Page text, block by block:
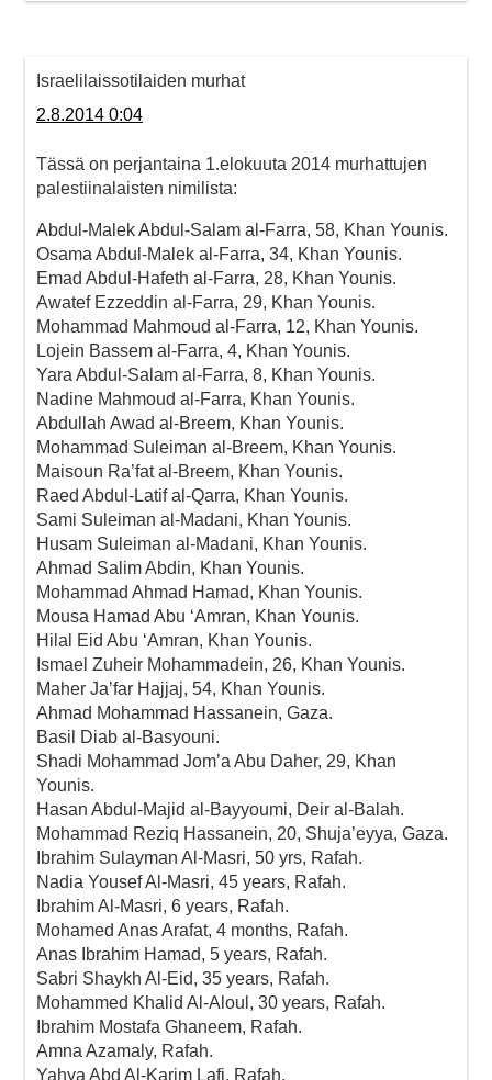
Israelilaissotilaiden murhat
2.8.2014 0:04
Tässä on perjantaina 1.elokuuta 2014 murhattujen
palestiinalaisten nimilista:
Abdul-Malek Abdul-Salam al-Farra, 58, Khan Younis.
Osama Abdul-Malek al-Farra, 34, Khan Younis.
Emad Abdul-Hafeth al-Farra, 28, Khan Younis.
Awatef Ezzeddin al-Farra, 29, Khan Younis.
Mohammad Mahmoud al-Farra, 12, Khan Younis.
Lojein Bassem al-Farra, 4, Khan Younis.
Yara Abdul-Salam al-Farra, 8, Khan Younis.
Nadine Mahmoud al-Farra, Khan Younis.
Abdullah Awad al-Breem, Khan Younis.
Mohammad Suleiman al-Breem, Khan Younis.
Maisoun Ra’fat al-Breem, Khan Younis.
Raed Abdul-Latif al-Qarra, Khan Younis.
Sami Suleiman al-Madani, Khan Younis.
Husam Suleiman al-Madani, Khan Younis.
Ahmad Salim Abdin, Khan Younis.
Mohammad Ahmad Hamad, Khan Younis.
Mousa Hamad Abu ‘Amran, Khan Younis.
Hilal Eid Abu ‘Amran, Khan Younis.
Ismael Zuheir Mohammadein, 26, Khan Younis.
Maher Ja’far Hajjaj, 54, Khan Younis.
Ahmad Mohammad Hassanein, Gaza.
Basil Diab al-Basyouni.
Shadi Mohammad Jom’a Abu Daher, 29, Khan
Younis.
Hasan Abdul-Majid al-Bayyoumi, Deir al-Balah.
Mohammad Reziq Hassanein, 20, Shuja’eyya, Gaza.
Ibrahim Sulayman Al-Masri, 50 yrs, Rafah.
Nadia Yousef Al-Masri, 45 years, Rafah.
Ibrahim Al-Masri, 6 years, Rafah.
Mohamed Anas Arafat, 4 months, Rafah.
Anas Ibrahim Hamad, 5 years, Rafah.
Sabri Shaykh Al-Eid, 35 years, Rafah.
Mohammed Khalid Al-Aloul, 30 years, Rafah.
Ibrahim Mostafa Ghaneem, Rafah.
Amna Azamaly, Rafah.
Yahya Abd Al-Karim Lafi, Rafah.